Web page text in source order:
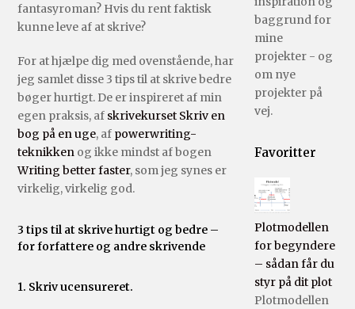
fantasyroman? Hvis du rent faktisk
kunne leve af at skrive?
For at hjælpe dig med ovenstående, har
jeg samlet disse 3 tips til at skrive bedre
bøger hurtigt. De er inspireret af min
egen praksis, af skrivekurset Skriv en
bog på en uge, af powerwriting-
teknikken og ikke mindst af bogen
Writing better faster, som jeg synes er
virkelig, virkelig god.
3 tips til at skrive hurtigt og bedre –
for forfattere og andre skrivende
1. Skriv ucensureret.
baggrund for
mine
projekter - og
om nye
projekter på
vej.
Favoritter
Plotmodellen
for begyndere
– sådan får du
styr på dit plot
Plotmodellen